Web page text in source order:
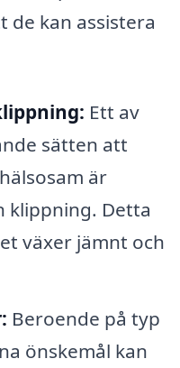
de kan assistera
Ett av
sätten att
är
klippning. Detta
växer jämnt och
Beroende på typ
önskemål kan